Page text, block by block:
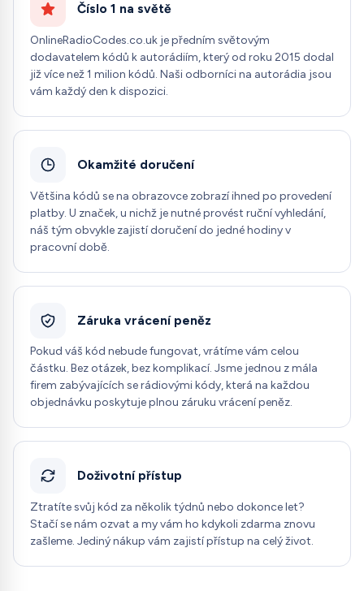
Číslo 1 na světě
OnlineRadioCodes.co.uk je předním světovým
dodavatelem kódů k autorádiím, který od roku 2015 dodal
již více než 1 milion kódů. Naši odborníci na autorádia jsou
vám každý den k dispozici.
Okamžité doručení
Většina kódů se na obrazovce zobrazí ihned po provedení
platby. U značek, u nichž je nutné provést ruční vyhledání,
náš tým obvykle zajistí doručení do jedné hodiny v
pracovní době.
Záruka vrácení peněz
Pokud váš kód nebude fungovat, vrátíme vám celou
částku. Bez otázek, bez komplikací. Jsme jednou z mála
firem zabývajících se rádiovými kódy, která na každou
objednávku poskytuje plnou záruku vrácení peněz.
Doživotní přístup
Ztratíte svůj kód za několik týdnů nebo dokonce let?
Stačí se nám ozvat a my vám ho kdykoli zdarma znovu
zašleme. Jediný nákup vám zajistí přístup na celý život.